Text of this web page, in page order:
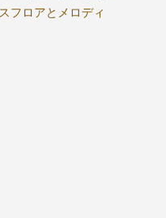
フロアとメロディ